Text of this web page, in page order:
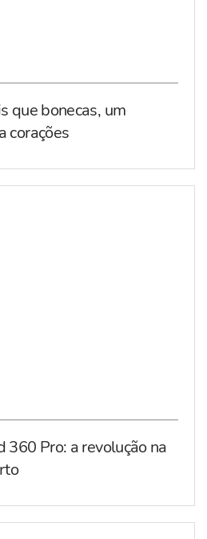
que bonecas, um
corações
360 Pro: a revolução na